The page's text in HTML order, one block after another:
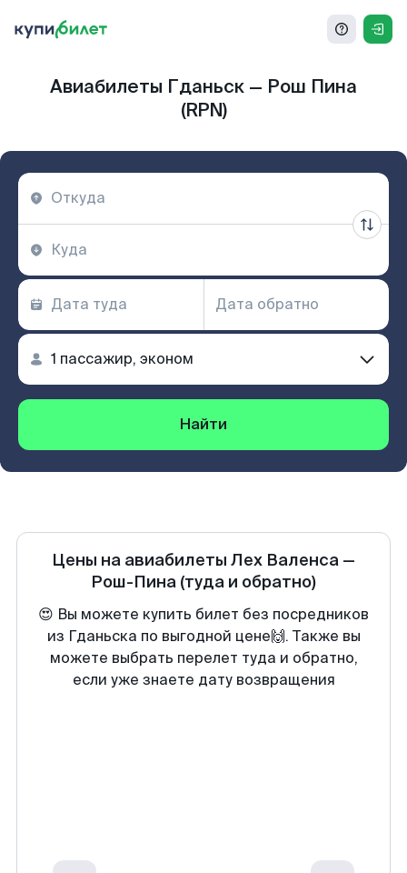
Авиабилеты Гданьск — Рош Пина
(RPN)
Найти
Цены на авиабилеты Лех Валенса —
Рош-Пина (туда и обратно)
😍 Вы можете купить билет без посредников
из Гданьска по выгодной цене🙌. Также вы
можете выбрать перелет туда и обратно,
если уже знаете дату возвращения